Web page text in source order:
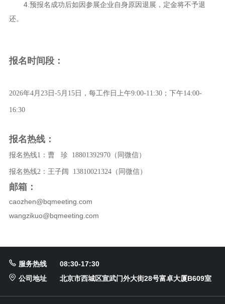
4.预报名成功后如因参展企业自身原因退展，定金将不予退
还。
报名时间段：
2026年4月23日-5月15日， 每工作日上午9:00-11:30；下午14:00-
16:30
报名热线：
报名热线1：曹 珍 18801392970（同微信）
报名热线2：王子阔 13810021324（同微信）
邮箱：
caozhen@bqmeeting.com
wangzikuo@bqmeeting.com
服务热线
08:30-17:30
公司地址
北京市西城区宣武门外大街28号富卓大厦B609室